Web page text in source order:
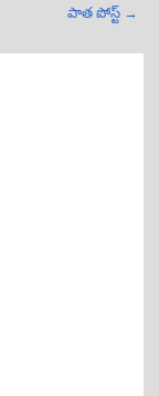
పాత పోస్ట్ →